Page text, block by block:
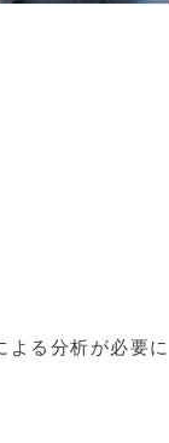
よる分析が必要に